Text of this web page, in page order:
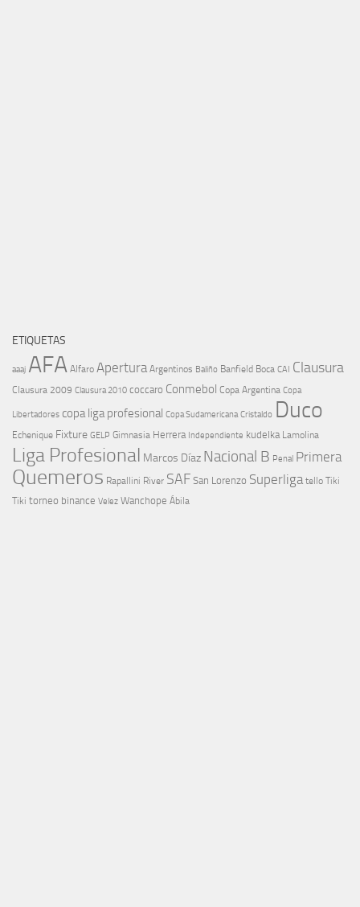
ETIQUETAS
aaaj AFA Alfaro Apertura Argentinos Baliño Banfield Boca CAI Clausura
Clausura 2009 Clausura 2010 coccaro Conmebol Copa Argentina Copa
Libertadores copa liga profesional Copa Sudamericana Cristaldo Duco
Echenique Fixture GELP Gimnasia Herrera Independiente kudelka Lamolina
Liga Profesional Marcos Díaz Nacional B Penal Primera
Quemeros Rapallini River SAF San Lorenzo Superliga tello Tiki
Tiki torneo binance Velez Wanchope Ábila